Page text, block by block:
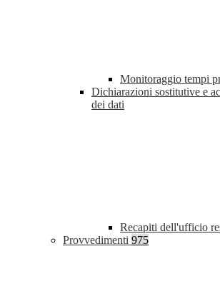
Monitoraggio tempi
Dichiarazioni sostitutive e
dei dati
Recapiti dell'ufficio
Provvedimenti 975